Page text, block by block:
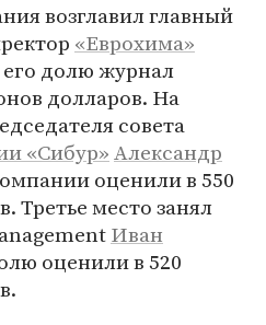
возглавил главный
«Еврохима»
его долю журнал
долларов. На
совета
«Сибур»Александр
оценили в 550
Третье место занял
Иван
оценили в 520